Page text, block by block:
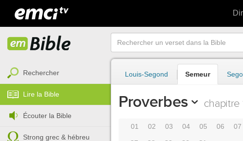
Rechercher
Lire la Bible
Écouter la Bible
Strong grec & hébreu
Louis-Segond Semeur
Proverbes chapitre
01 02 03 04 05 06 07